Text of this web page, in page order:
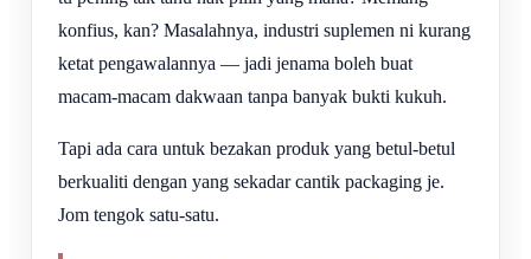
konfius, kan? Masalahnya, industri suplemen ni kurang
ketat pengawalannya — jadi jenama boleh buat
macam-macam dakwaan tanpa banyak bukti kukuh.
Tapi ada cara untuk bezakan produk yang betul-betul
berkualiti dengan yang sekadar cantik packaging je.
Jom tengok satu-satu.